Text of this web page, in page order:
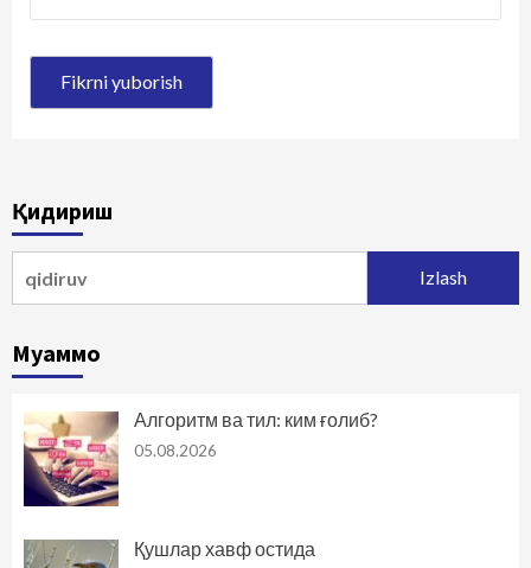
Қидириш
Муаммо
Алгоритм ва тил: ким ғолиб?
05.08.2026
Қушлар хавф остида